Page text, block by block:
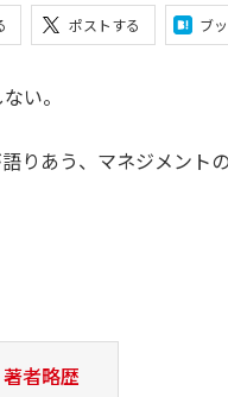
ポストする ブ
い。
りあう、マネジメント
著者略歴